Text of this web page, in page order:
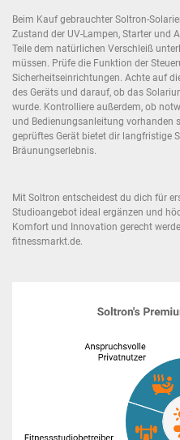
Beim Kauf gebrauchter Soltron-
Zustand der UV-Lampen, Starter und
Teile dem natürlichen Verschleiß
müssen. Prüfe die Funktion der
Sicherheitseinrichtungen. Achte auf
des Geräts und darauf, ob das
wurde. Kontrolliere außerdem, ob
und Bedienungsanleitung vorhanden
geprüftes Gerät bietet dir langfristige
Bräunungserlebnis.
Mit Soltron entscheidest du dich für
Studioangebot ideal ergänzen und
Komfort und Innovation gerecht
fitnessmarkt.de.